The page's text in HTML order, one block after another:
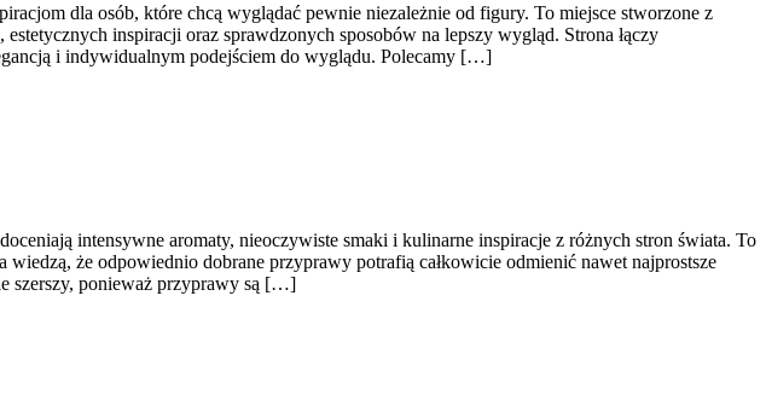
dla osób, które chcą wyglądać pewnie niezależnie od figury. To miejsce stworzone z
inspiracji oraz sprawdzonych sposobów na lepszy wygląd. Strona łączy
i indywidualnym podejściem do wyglądu. Polecamy […]
intensywne aromaty, nieoczywiste smaki i kulinarne inspiracje z różnych stron świata. To
że odpowiednio dobrane przyprawy potrafią całkowicie odmienić nawet najprostsze
szerszy, ponieważ przyprawy są […]